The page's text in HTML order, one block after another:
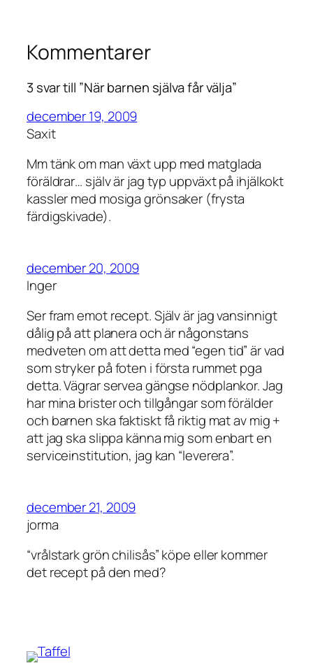
Kommentarer
3 svar till ”När barnen själva får välja”
december 19, 2009
Saxit
Mm tänk om man växt upp med matglada
föräldrar… själv är jag typ uppväxt på ihjälkokt
kassler med mosiga grönsaker (frysta
färdigskivade).
december 20, 2009
Inger
Ser fram emot recept. Själv är jag vansinnigt
dålig på att planera och är någonstans
medveten om att detta med “egen tid” är vad
som stryker på foten i första rummet pga
detta. Vägrar servea gängse nödplankor. Jag
har mina brister och tillgångar som förälder
och barnen ska faktiskt få riktig mat av mig +
att jag ska slippa känna mig som enbart en
serviceinstitution, jag kan “leverera”.
december 21, 2009
jorma
“vrålstark grön chilisås” köpe eller kommer
det recept på den med?